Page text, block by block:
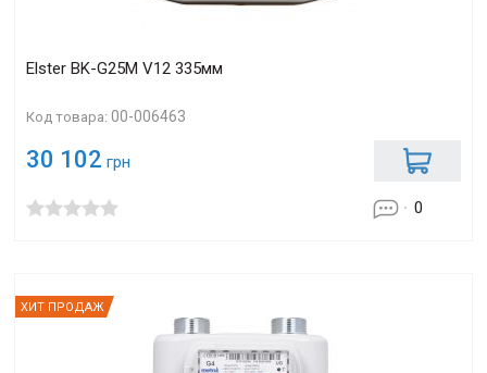
Elster BK-G25М V12 335мм
Код товара:00-006463
30 102 грн
0
ХИТ ПРОДАЖ